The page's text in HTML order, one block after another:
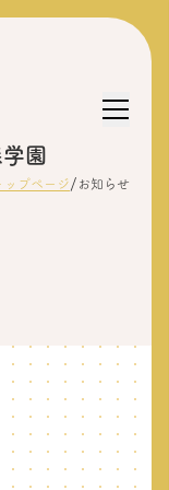
園
ップページ/ お知らせ